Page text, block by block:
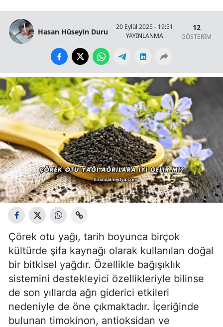
Hasan Hüseyin Duru
20 Eylül 2025 - 19:51
YAYINLANMA
12
GÖSTERİM
Çörek otu yağı, tarih boyunca birçok
kültürde şifa kaynağı olarak kullanılan doğal
bir bitkisel yağdır. Özellikle bağışıklık
sistemini destekleyici özellikleriyle bilinse
de son yıllarda ağrı giderici etkileri
nedeniyle de öne çıkmaktadır. İçeriğinde
bulunan timokinon, antioksidan ve